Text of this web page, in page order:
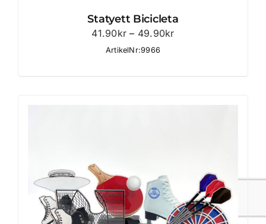
Statyett Bicicleta
41.90kr – 49.90krPrisintervall:
ArtikelNr:9966